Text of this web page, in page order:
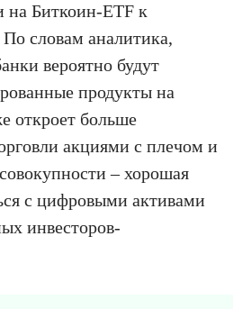
на Биткоин-ETF к
словам аналитика,
вероятно будут
продукты на
откроет больше
акциями с плечом и
– хорошая
с цифровыми активами
инвесторов-